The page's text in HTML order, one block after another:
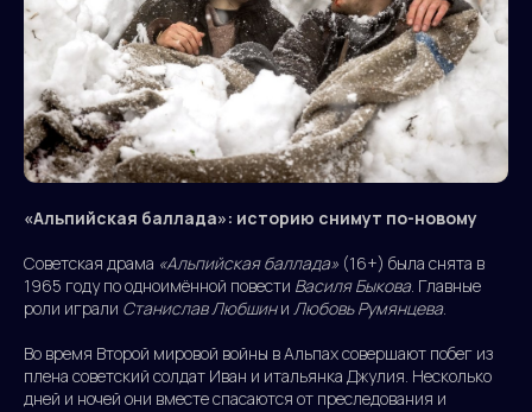
«Альпийская баллада»: историю снимут по-новому
Советская драма «Альпийская баллада» (16+) была снята в
1965 году по одноимённой повести Василя Быкова. Главные
роли играли Станислав Любшини Любовь Румянцева.
Во время Второй мировой войны в Альпах совершают побег из
плена советский солдат Иван и итальянка Джулия. Несколько
дней и ночей они вместе спасаются от преследования и